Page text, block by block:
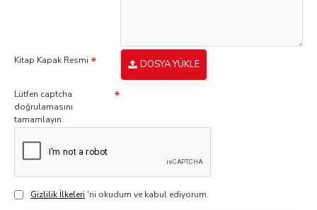
Kitap Kapak Resmi DOSYA YÜKLE
Lütfen captcha
doğrulamasını
tamamlayın.
Gizlilik İlkeleri 'ni okudum ve kabul ediyorum.